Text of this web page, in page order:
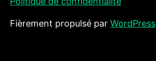
Fièrement propulsé par WordPress